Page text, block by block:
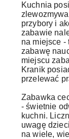
Kuchnia
przybory i
zabawie
na miejsce -
zabawę
miejscu
Kranik
przelewać
Zabawka
- świetnie
kuchni.
uwagę
na wiele,